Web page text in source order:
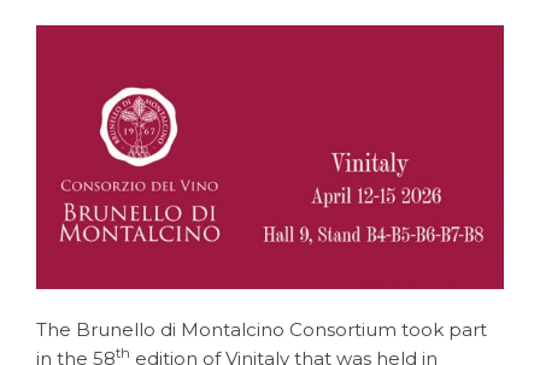
The Brunello di Montalcino Consortium took part
in the 58th edition of Vinitaly that was held in